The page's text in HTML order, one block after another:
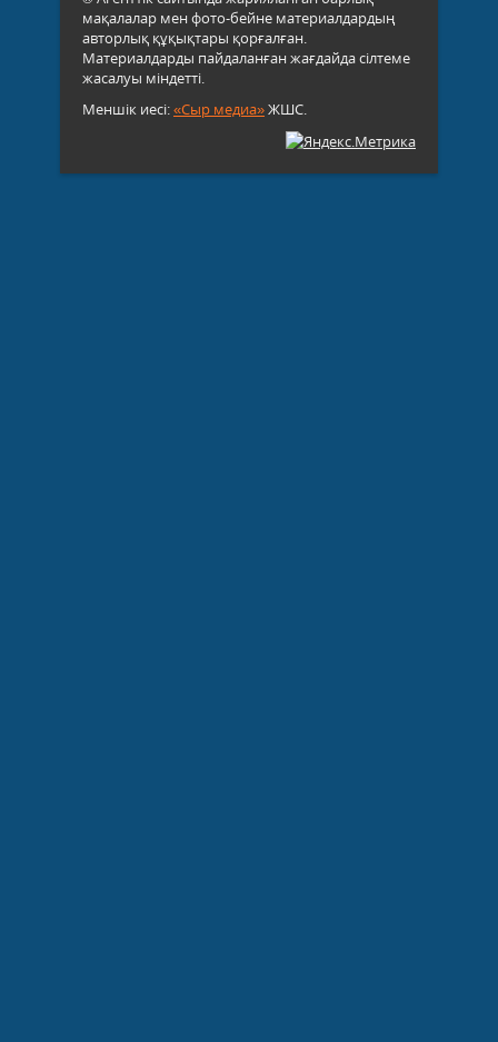
мақалалар мен фото-бейне материалдардың
авторлық құқықтары қорғалған.
Материалдарды пайдаланған жағдайда сілтеме
жасалуы міндетті.
Меншік иесі:«Сыр медиа»ЖШС.